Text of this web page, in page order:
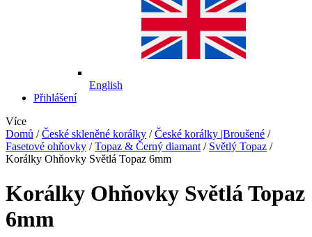
English
Přihlášení
Více
Domů / České skleněné korálky / České korálky |Broušené /
Fasetové ohňovky / Topaz & Černý diamant / Světlý Topaz /
Korálky Ohňovky Světlá Topaz 6mm
Korálky Ohňovky Světlá Topaz
6mm